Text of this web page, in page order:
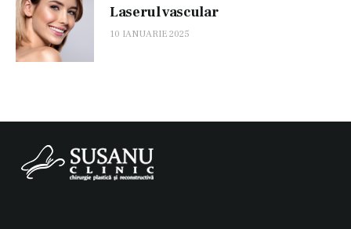
Laserul vascular
10 IANUARIE 2025